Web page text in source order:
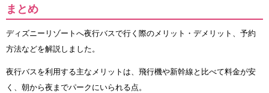
まとめ
ディズニーリゾートへ夜行バスで行く際のメリット・デメリット、予約
方法などを解説しました。
夜行バスを利用する主なメリットは、飛行機や新幹線と比べて料金が安
く、朝から夜までパークにいられる点。